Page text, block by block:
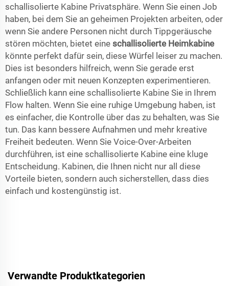
schallisolierte Kabine Privatsphäre. Wenn Sie einen Job
haben, bei dem Sie an geheimen Projekten arbeiten, oder
wenn Sie andere Personen nicht durch Tippgeräusche
stören möchten, bietet eine schallisolierte Heimkabine
könnte perfekt dafür sein, diese Würfel leiser zu machen.
Dies ist besonders hilfreich, wenn Sie gerade erst
anfangen oder mit neuen Konzepten experimentieren.
Schließlich kann eine schallisolierte Kabine Sie in Ihrem
Flow halten. Wenn Sie eine ruhige Umgebung haben, ist
es einfacher, die Kontrolle über das zu behalten, was Sie
tun. Das kann bessere Aufnahmen und mehr kreative
Freiheit bedeuten. Wenn Sie Voice-Over-Arbeiten
durchführen, ist eine schallisolierte Kabine eine kluge
Entscheidung. Kabinen, die Ihnen nicht nur all diese
Vorteile bieten, sondern auch sicherstellen, dass dies
einfach und kostengünstig ist.
Verwandte Produktkategorien